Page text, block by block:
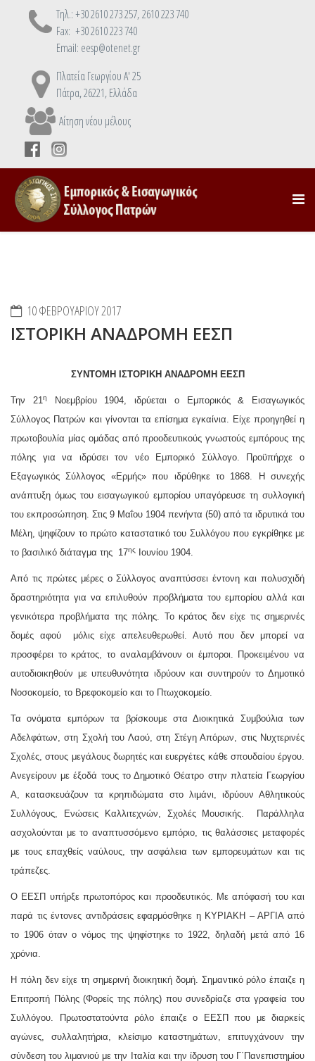
Τηλ.: +30 2610 273 257, 2610 223 740
Fax: +30 2610 223 740
Email: eesp@otenet.gr
Πλατεία Γεωργίου Α' 25
Πάτρα, 26221, Ελλάδα
Αίτηση νέου μέλους
10 ΦΕΒΡΟΥΑΡΊΟΥ 2017
ΙΣΤΟΡΙΚΗ ΑΝΑΔΡΟΜΗ ΕΕΣΠ
ΣΥΝΤΟΜΗ ΙΣΤΟΡΙΚΗ ΑΝΑΔΡΟΜΗ ΕΕΣΠ
Την 21η
Νοεμβρίου 1904, ιδρύεται ο Εμπορικός & Εισαγωγικός
Σύλλογος Πατρών και γίνονται τα επίσημα εγκαίνια. Είχε προηγηθεί η
πρωτοβουλία μίας ομάδας από προοδευτικούς γνωστούς εμπόρους της
πόλης για να ιδρύσει τον νέο Εμπορικό Σύλλογο. Προϋπήρχε ο
Εξαγωγικός Σύλλογος «Ερμής» που ιδρύθηκε το 1868. Η συνεχής
ανάπτυξη όμως του εισαγωγικού εμπορίου υπαγόρευσε τη συλλογική
του εκπροσώπηση. Στις 9 Μαΐου 1904 πενήντα (50) από τα ιδρυτικά του
Μέλη, ψηφίζουν το πρώτο καταστατικό του Συλλόγου που εγκρίθηκε με
το βασιλικό διάταγμα της 17ης Ιουνίου 1904.
Από τις πρώτες μέρες ο Σύλλογος αναπτύσσει έντονη και πολυσχιδή
δραστηριότητα για να επιλυθούν προβλήματα του εμπορίου αλλά και
γενικότερα προβλήματα της πόλης. Το κράτος δεν είχε τις σημερινές
δομές αφού μόλις είχε απελευθερωθεί. Αυτό που δεν μπορεί να
προσφέρει το κράτος, το αναλαμβάνουν οι έμποροι. Προκειμένου να
αυτοδιοικηθούν με υπευθυνότητα ιδρύουν και συντηρούν το Δημοτικό
Νοσοκομείο, το Βρεφοκομείο και το Πτωχοκομείο.
Τα ονόματα εμπόρων τα βρίσκουμε στα Διοικητικά Συμβούλια των
Αδελφάτων, στη Σχολή του Λαού, στη Στέγη Απόρων, στις Νυχτερινές
Σχολές, στους μεγάλους δωρητές και ευεργέτες κάθε σπουδαίου έργου.
Ανεγείρουν με έξοδά τους το Δημοτικό Θέατρο στην πλατεία Γεωργίου
Α, κατασκευάζουν τα κρηπιδώματα στο λιμάνι, ιδρύουν Αθλητικούς
Συλλόγους, Ενώσεις Καλλιτεχνών, Σχολές Μουσικής. Παράλληλα
ασχολούνται με το αναπτυσσόμενο εμπόριο, τις θαλάσσιες μεταφορές
με τους επαχθείς ναύλους, την ασφάλεια των εμπορευμάτων και τις
τράπεζες.
Ο ΕΕΣΠ υπήρξε πρωτοπόρος και προοδευτικός. Με απόφασή του και
παρά τις έντονες αντιδράσεις εφαρμόσθηκε η ΚΥΡΙΑΚΗ – ΑΡΓΙΑ από
το 1906 όταν ο νόμος της ψηφίστηκε το 1922, δηλαδή μετά από 16
χρόνια.
Η πόλη δεν είχε τη σημερινή διοικητική δομή. Σημαντικό ρόλο έπαιζε η
Επιτροπή Πόλης (Φορείς της πόλης) που συνεδρίαζε στα γραφεία του
Συλλόγου. Πρωτοστατούντα ρόλο έπαιζε ο ΕΕΣΠ που με διαρκείς
αγώνες, συλλαλητήρια, κλείσιμο καταστημάτων, επιτυγχάνουν την
σύνδεση του λιμανιού με την Ιταλία και την ίδρυση του Γ΄Πανεπιστημίου